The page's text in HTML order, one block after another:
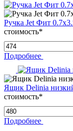
Ручка Jet Фит
стоимость*
Подробнее
Ящик Delinia
стоимость*
Подробнее